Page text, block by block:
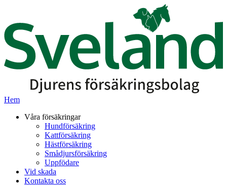
Hem
Våra försäkringar
Hundförsäkring
Kattförsäkring
Hästförsäkring
Smådjursförsäkring
Uppfödare
Vid skada
Kontakta oss